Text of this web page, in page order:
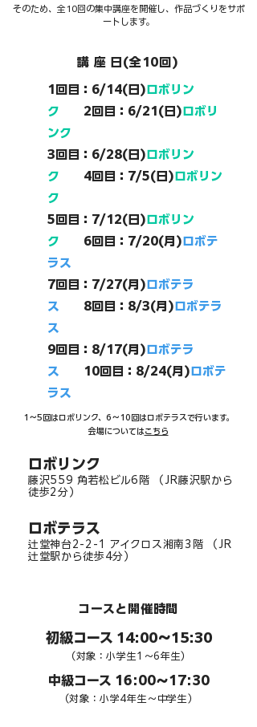
そのため、全10回の集中講座を開催し、作品づくりをサポ
ートします。
​講 座 日​(全10回)
1回目：6/14(日) ロボリン
ク 2回目：6/21(日) ロボリ
ンク
3回目：6/28(日) ロボリン
ク 4回目：7/5(日) ロボリン
ク
5回目：7/12(日) ロボリン
ク 6回目：7/20(月) ロボテ
ラス
7回目：7/27(月) ロボテラ
ス 8回目：8/3(月) ロボテラ
ス
9回目：8/17(月) ロボテラ
ス 10回目：8/24(月) ロボテ
ラス
1〜5回はロボリンク、6〜10回はロボテラスで行います。
会場については こちら
​ロボリンク
藤沢559 角若松ビル6階 （JR藤沢駅から
徒歩2分）
​ロボテラス
辻堂神台2-2-1 アイクロス湘南3階 （JR
辻堂駅から徒歩4分）
​コースと開催時間
初級コース 14:00〜15:30
​（対象：小学生1〜6年生）
中級コース 16:00〜17:30
​（対象：小学4年生〜中学生）